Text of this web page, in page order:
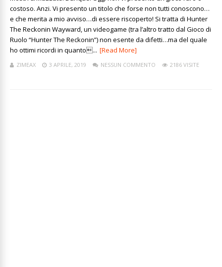
costoso. Anzi. Vi presento un titolo che forse non tutti conoscono…
e che merita a mio avviso…di essere riscoperto! Si tratta di Hunter
The Reckonin Wayward, un videogame (tra l’altro tratto dal Gioco di
Ruolo “Hunter The Reckonin”) non esente da difetti…ma del quale
ho ottimi ricordi in quanto... [Read More]
ZIMEAX 3 APRILE, 2019 NESSUN COMMENTO 2186 VISITE